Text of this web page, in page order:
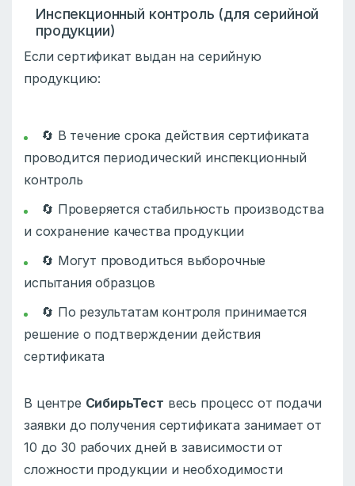
Инспекционный контроль (для серийной
продукции)
Если сертификат выдан на серийную
продукцию:
🔄 В течение срока действия сертификата
проводится периодический инспекционный
контроль
🔄 Проверяется стабильность производства
и сохранение качества продукции
🔄 Могут проводиться выборочные
испытания образцов
🔄 По результатам контроля принимается
решение о подтверждении действия
сертификата
В центре СибирьТест весь процесс от подачи
заявки до получения сертификата занимает от
10 до 30 рабочих дней в зависимости от
сложности продукции и необходимости